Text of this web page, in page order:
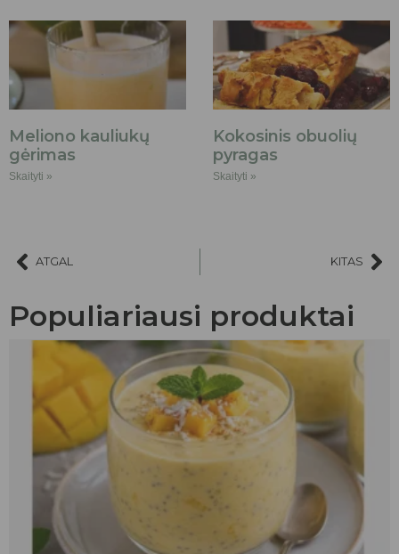
Meliono kauliukų
gėrimas
Skaityti »
Kokosinis obuolių
pyragas
Skaityti »
ATGAL KITAS
Populiariausi produktai
AKCIJA